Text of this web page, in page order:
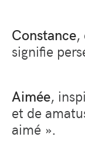
Constance,
signifie
Aimée,
et de
aimé ».